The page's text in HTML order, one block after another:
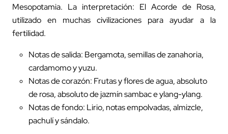
Mesopotamia. La interpretación: El Acorde de Rosa,
utilizado en muchas civilizaciones para ayudar a la
fertilidad.
Notas de salida: Bergamota, semillas de zanahoria,
cardamomo y yuzu.
Notas de corazón: Frutas y flores de agua, absoluto
de rosa, absoluto de jazmín sambac e ylang-ylang.
Notas de fondo: Lirio, notas empolvadas, almizcle,
pachulí y sándalo.